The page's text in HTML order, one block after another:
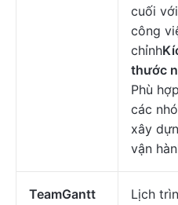
cuối
công
chỉnh
thước
Phù
các
xây
vận
TeamGantt
Lịch